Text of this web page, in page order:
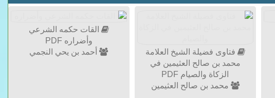
فتاوى فضيلة الشيخ العلامة
محمد بن صالح العثيمين في
الزكاة والصيام PDF
محمد بن صالح العثيمين
القات حكمه الشرعي
وأضراره PDF
أحمد بن يحي النجمي